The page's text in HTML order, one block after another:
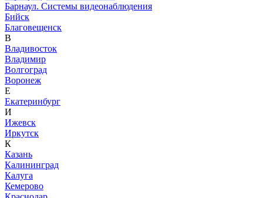
Барнаул. Системы видеонаблюдения
Бийск
Благовещенск
В
Владивосток
Владимир
Волгоград
Воронеж
Е
Екатеринбург
И
Ижевск
Иркутск
К
Казань
Калининград
Калуга
Кемерово